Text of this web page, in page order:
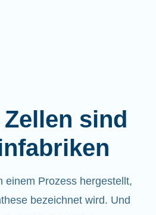
sind
einem Prozess hergestellt,
bezeichnet wird. Und